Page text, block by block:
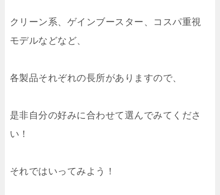
クリーン系、ゲインブースター、コスパ重視
モデルなどなど、
各製品それぞれの長所がありますので、
是非自分の好みに合わせて選んでみてくださ
い！
それではいってみよう！